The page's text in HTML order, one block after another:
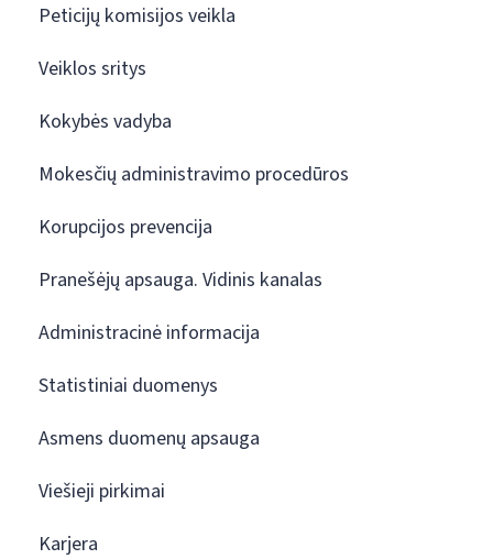
Peticijų komisijos veikla
Veiklos sritys
Kokybės vadyba
Mokesčių administravimo procedūros
Korupcijos prevencija
Pranešėjų apsauga. Vidinis kanalas
Administracinė informacija
Statistiniai duomenys
Asmens duomenų apsauga
Viešieji pirkimai
Karjera